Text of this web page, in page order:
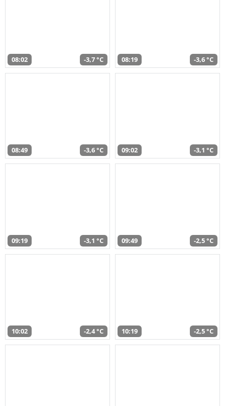
08:02 -3,7 °C 08:19 -3,6 °C
08:49 -3,6 °C 09:02 -3,1 °C
09:19 -3,1 °C 09:49 -2,5 °C
10:02 -2,4 °C 10:19 -2,5 °C